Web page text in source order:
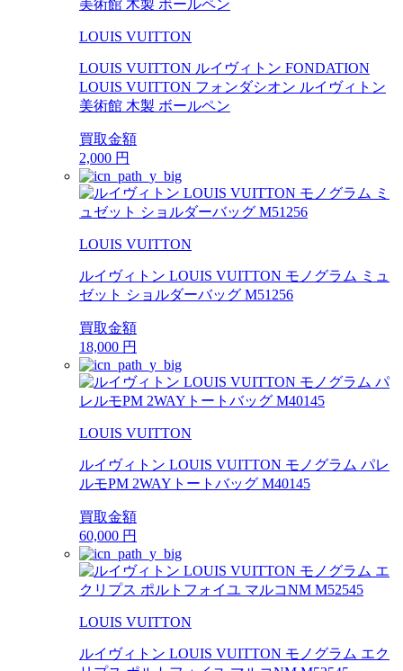
LOUIS VUITTON
LOUIS VUITTON ルイヴィトン FONDATION
LOUIS VUITTON フォンダシオン ルイヴィトン
美術館 木製 ボールペン
買取金額
2,000 円
LOUIS VUITTON
ルイヴィトン LOUIS VUITTON モノグラム ミュ
ゼット ショルダーバッグ M51256
買取金額
18,000 円
LOUIS VUITTON
ルイヴィトン LOUIS VUITTON モノグラム パレ
ルモPM 2WAYトートバッグ M40145
買取金額
60,000 円
LOUIS VUITTON
ルイヴィトン LOUIS VUITTON モノグラム エク